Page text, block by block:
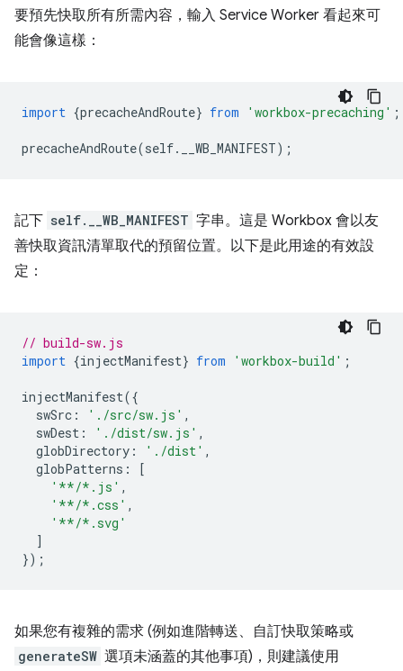
要預先快取所有所需內容，輸入 Service Worker 看起來可
能會像這樣：
import {precacheAndRoute} from 'workbox-precaching' ;
precacheAndRoute(self. __WB_MANIFEST);
記下 self.__WB_MANIFEST 字串。這是 Workbox 會以友
善快取資訊清單取代的預留位置。以下是此用途的有效設
定：
// build-sw.js
import {injectManifest} from 'workbox-build' ;
injectManifest({
swSrc : './src/sw.js' ,
swDest : './dist/sw.js' ,
globDirectory : './dist' ,
globPatterns :
[
'**/*.js' ,
'**/*.css' ,
'**/*.svg'
]
});
如果您有複雜的需求 (例如進階轉送、自訂快取策略或
generateSW 選項未涵蓋的其他事項)，則建議使用